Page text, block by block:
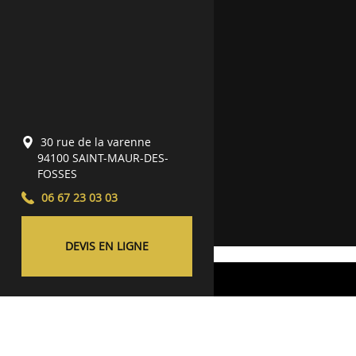
DEVIS EN LIGNE
30 rue de la varenne
94100 SAINT-MAUR-DES-
FOSSES
06 67 23 03 03